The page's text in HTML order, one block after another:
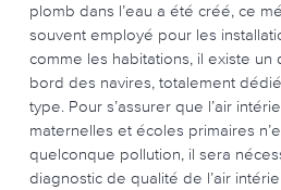
plomb dans l’eau a été créé, ce
souvent employé pour les
comme les habitations, il existe un
bord des navires, totalement
type. Pour s’assurer que l’air
maternelles et écoles primaires
quelconque pollution, il sera
diagnostic de qualité de l’air